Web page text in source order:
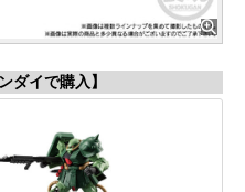
ダイで購入】